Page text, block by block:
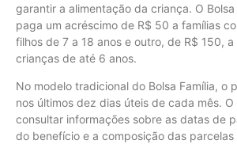
garantir a alimentação da criança. O
paga um acréscimo de R$ 50 a famílias
filhos de 7 a 18 anos e outro, de R$ 150, a
crianças de até 6 anos.
No modelo tradicional do Bolsa Família, o
nos últimos dez dias úteis de cada mês.
consultar informações sobre as datas de
do benefício e a composição das